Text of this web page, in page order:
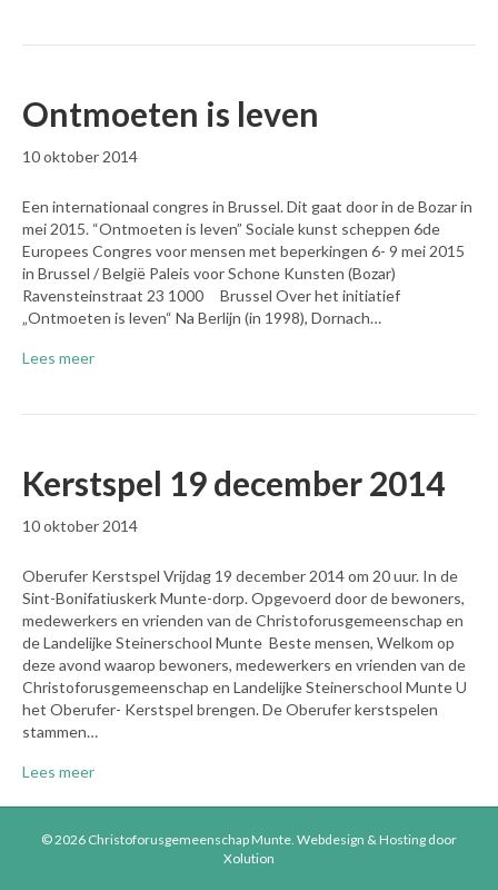
Ontmoeten is leven
10 oktober 2014
Een internationaal congres in Brussel. Dit gaat door in de Bozar in
mei 2015. “Ontmoeten is leven” Sociale kunst scheppen 6de
Europees Congres voor mensen met beperkingen 6- 9 mei 2015
in Brussel / België Paleis voor Schone Kunsten (Bozar)
Ravensteinstraat 23 1000 Brussel Over het initiatief
„Ontmoeten is leven“ Na Berlijn (in 1998), Dornach…
Lees meer
Kerstspel 19 december 2014
10 oktober 2014
Oberufer Kerstspel Vrijdag 19 december 2014 om 20 uur. In de
Sint-Bonifatiuskerk Munte-dorp. Opgevoerd door de bewoners,
medewerkers en vrienden van de Christoforusgemeenschap en
de Landelijke Steinerschool Munte Beste mensen, Welkom op
deze avond waarop bewoners, medewerkers en vrienden van de
Christoforusgemeenschap en Landelijke Steinerschool Munte U
het Oberufer- Kerstspel brengen. De Oberufer kerstspelen
stammen…
Lees meer
© 2026 Christoforusgemeenschap Munte. Webdesign & Hosting door
Xolution